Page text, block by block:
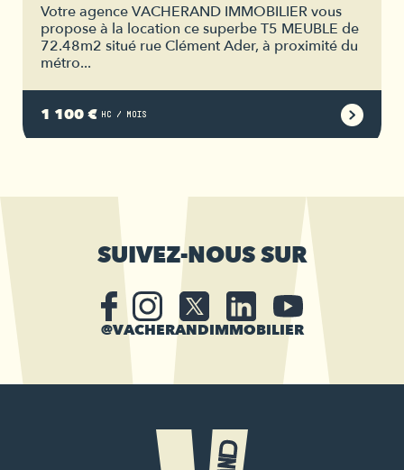
Votre agence VACHERAND IMMOBILIER vous
propose à la location ce superbe T5 MEUBLE de
72.48m2 situé rue Clément Ader, à proximité du
métro...
1 100 € HC / MOIS
SUIVEZ-NOUS SUR
@VACHERANDIMMOBILIER